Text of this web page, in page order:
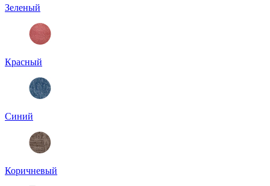
Зеленый
Красный
Синий
Коричневый